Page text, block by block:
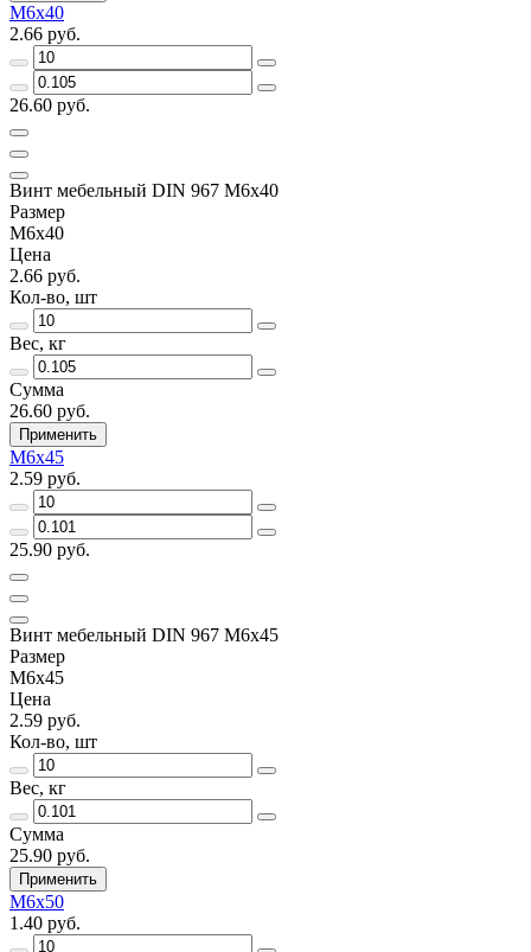
М6х40
2.66 руб.
26.60 руб.
Винт мебельный DIN 967 М6х40
Размер
М6х40
Цена
2.66 руб.
Кол-во, шт
Вес, кг
Сумма
26.60 руб.
Применить
М6х45
2.59 руб.
25.90 руб.
Винт мебельный DIN 967 М6х45
Размер
М6х45
Цена
2.59 руб.
Кол-во, шт
Вес, кг
Сумма
25.90 руб.
Применить
М6х50
1.40 руб.